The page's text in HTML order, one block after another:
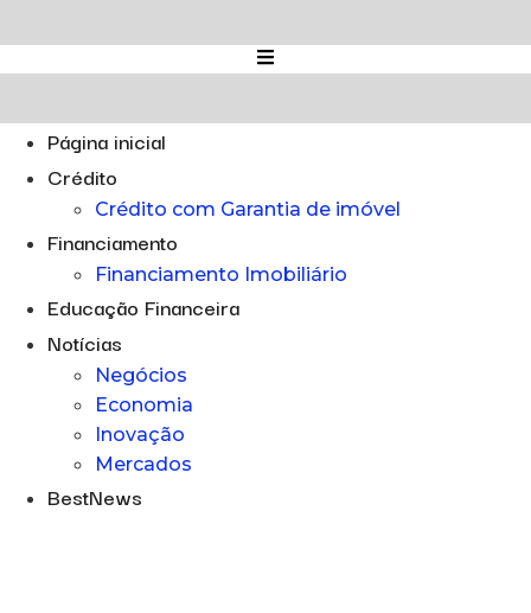
para
o
Página inicial
Crédito
Crédito com Garantia de imóvel
Financiamento
Financiamento Imobiliário
Educação Financeira
Notícias
Negócios
Economia
Inovação
Mercados
BestNews